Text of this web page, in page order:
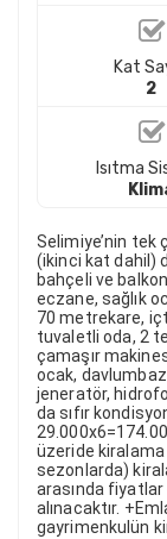
Kat
2
Isıtma
Selimiye’nin tek
(ikinci kat dahil)
bahçeli ve
eczane, sağlık
70 metrekare,
tuvaletli oda, 2
çamaşır
ocak, davlumbaz.
jeneratör,
da sıfır
üzeride kiralama
sezonlarda)
arasında fiyatlar
alınacaktır.
gayrimenkulün